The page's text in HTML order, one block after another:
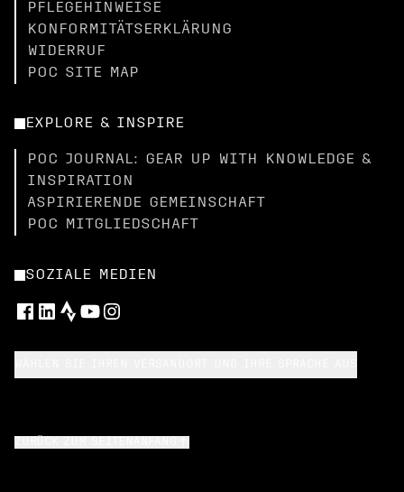
PFLEGEHINWEISE
KONFORMITÄTSERKLÄRUNG
WIDERRUF
POC SITE MAP
EXPLORE & INSPIRE
POC JOURNAL: GEAR UP WITH KNOWLEDGE &
INSPIRATION
ASPIRIERENDE GEMEINSCHAFT
POC MITGLIEDSCHAFT
SOZIALE MEDIEN